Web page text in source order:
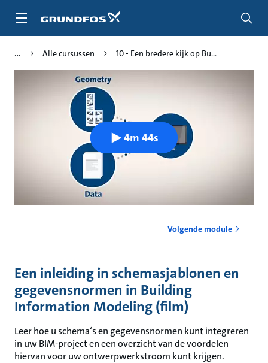
naar
Alle cursussen 10 - Een bredere kijk op Bu...
4m 44s
Volgende module
Een inleiding in schemasjablonen en
gegevensnormen in Building
Information Modeling (film)
Leer hoe u schema‘s en gegevensnormen kunt integreren
in uw BIM-project en een overzicht van de voordelen
hiervan voor uw ontwerpwerkstroom kunt krijgen.